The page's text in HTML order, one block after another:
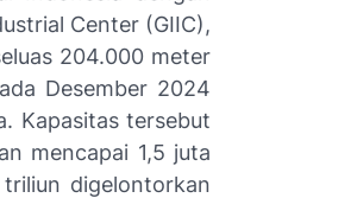
Center (GIIC),
204.000 meter
Desember 2024
Kapasitas tersebut
mencapai 1,5 juta
digelontorkan